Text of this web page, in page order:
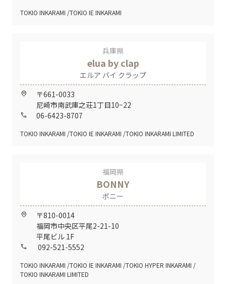
TOKIO INKARAMI TOKIO IE INKARAMI
兵庫県
elua by clap
エルア バイ クラップ
home_pin
〒661-0033
尼崎市南武庫之荘1丁目10−22
call 06-6423-8707
TOKIO INKARAMI TOKIO IE INKARAMI TOKIO INKARAMI LIMITED
福岡県
BONNY
ボニー
home_pin
〒810-0014
福岡市中央区平尾2-21-10
平尾ビル 1F
call 092-521-5552
TOKIO INKARAMI TOKIO IE INKARAMI TOKIO HYPER INKARAMI
TOKIO INKARAMI LIMITED